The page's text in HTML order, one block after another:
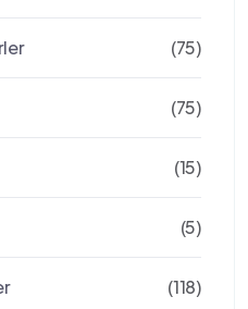
(75)
(75)
(15)
(5)
(118)